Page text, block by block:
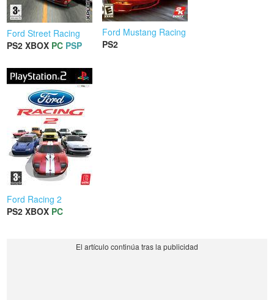
Ford Street Racing
PS2 XBOX PC PSP
Ford Mustang Racing
PS2
Ford Racing 2
PS2 XBOX PC